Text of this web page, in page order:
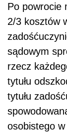
Po powrocie
2/3 kosztów
sądowym
rzecz
tytułu
tytułu
osobistego